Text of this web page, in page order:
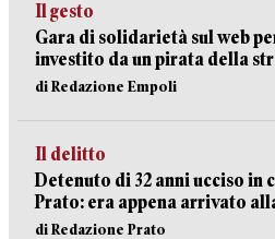
Il gesto
Gara di solidarietà sul web
investito da un pirata della
di Redazione Empoli
Il delitto
Detenuto di 32 anni ucciso in
Prato: era appena arrivato
di Redazione Prato